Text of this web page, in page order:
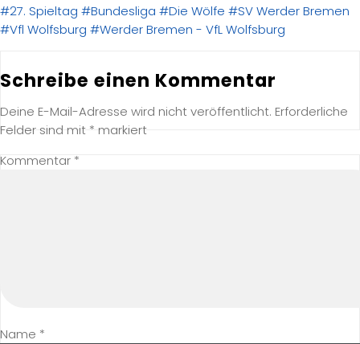
#27. Spieltag #Bundesliga #Die Wölfe #SV Werder Bremen
#Vfl Wolfsburg #Werder Bremen - VfL Wolfsburg
Schreibe einen Kommentar
Deine E-Mail-Adresse wird nicht veröffentlicht. Erforderliche
Felder sind mit * markiert
Kommentar *
Name *